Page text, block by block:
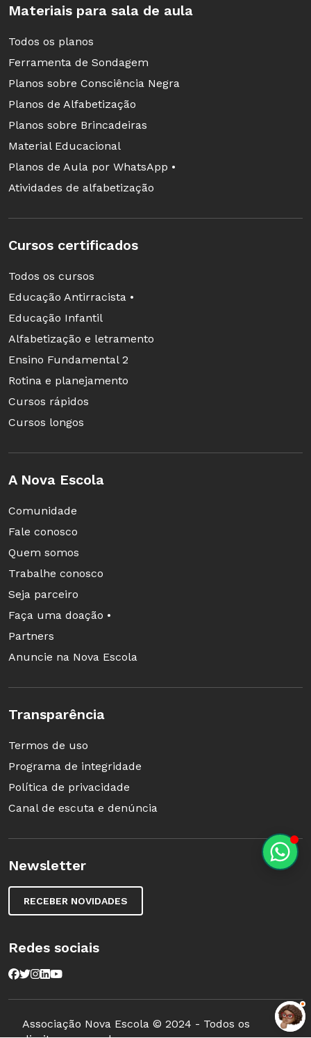
Materiais para sala de aula
Todos os planos
Ferramenta de Sondagem
Planos sobre Consciência Negra
Planos de Alfabetização
Planos sobre Brincadeiras
Material Educacional
Planos de Aula por WhatsApp •
Atividades de alfabetização
Cursos certificados
Todos os cursos
Educação Antirracista •
Educação Infantil
Alfabetização e letramento
Ensino Fundamental 2
Rotina e planejamento
Cursos rápidos
Cursos longos
A Nova Escola
Comunidade
Fale conosco
Quem somos
Trabalhe conosco
Seja parceiro
Faça uma doação •
Partners
Anuncie na Nova Escola
Transparência
Termos de uso
Programa de integridade
Política de privacidade
Canal de escuta e denúncia
Newsletter
RECEBER NOVIDADES
Redes sociais
Associação Nova Escola © 2024 - Todos os